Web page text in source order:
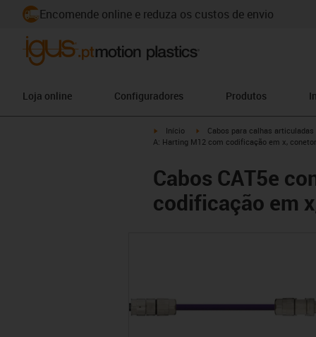
Encomende online e reduza os custos de envio
Loja online Configuradores Produtos
igus-icon-arrow-right
Início igus-icon-arrow-right
Cabos para calhas articuladas
A: Harting M12 com codificação em x,
Cabos CAT5e
codificação em